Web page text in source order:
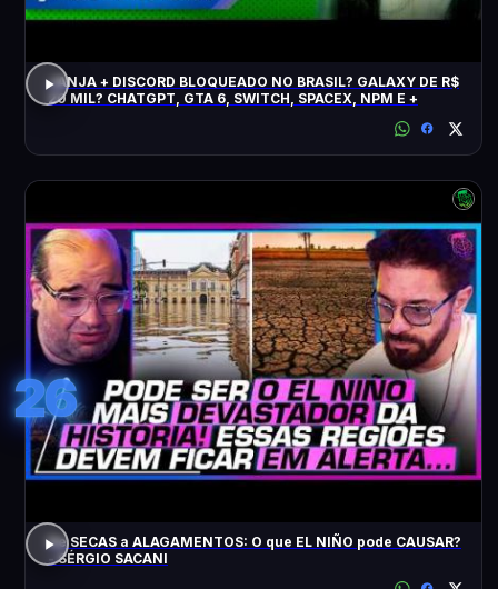
JANJA + DISCORD BLOQUEADO NO BRASIL? GALAXY DE R$
20 MIL? CHATGPT, GTA 6, SWITCH, SPACEX, NPM E +
26
De SECAS a ALAGAMENTOS: O que EL NIÑO pode CAUSAR?
- SÉRGIO SACANI